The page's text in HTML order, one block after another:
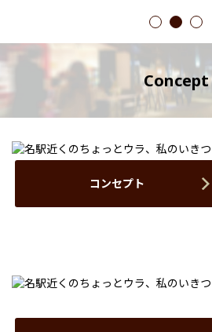
1 2 3
Concept
コンセプト